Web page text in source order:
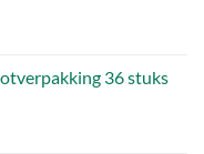
36 stuks